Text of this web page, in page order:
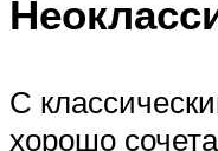
С
хорошо